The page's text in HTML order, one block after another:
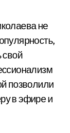
не
свой
позволили
в эфире и